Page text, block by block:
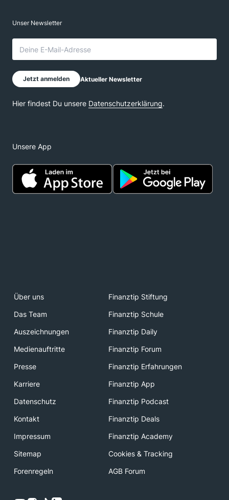
Unsere App
Über uns
Finanztip Stiftung
Das Team
Finanztip Schule
Auszeichnungen
Finanztip Daily
Medienauftritte
Finanztip Forum
Presse
Finanztip Erfahrungen
Karriere
Finanztip App
Datenschutz
Finanztip Podcast
Kontakt
Finanztip Deals
Impressum
Finanztip Academy
Sitemap
Cookies & Tracking
Forenregeln
AGB Forum